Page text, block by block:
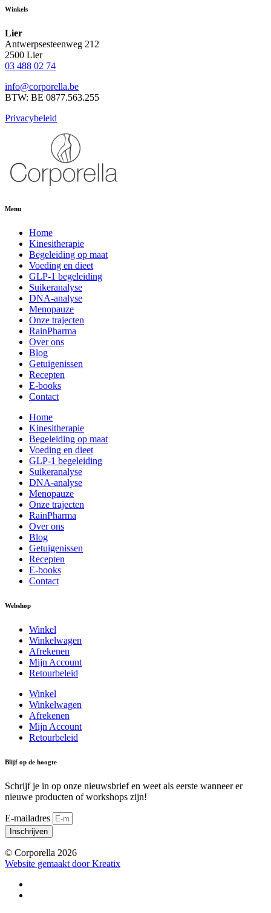
Winkels
Lier
Antwerpsesteenweg 212
2500 Lier
03 488 02 74
info@corporella.be
BTW: BE 0877.563.255
Privacybeleid
Menu
Home
Kinesitherapie
Begeleiding op maat
Voeding en dieet
GLP-1 begeleiding
Suikeranalyse
DNA-analyse
Menopauze
Onze trajecten
RainPharma
Over ons
Blog
Getuigenissen
Recepten
E-books
Contact
Home
Kinesitherapie
Begeleiding op maat
Voeding en dieet
GLP-1 begeleiding
Suikeranalyse
DNA-analyse
Menopauze
Onze trajecten
RainPharma
Over ons
Blog
Getuigenissen
Recepten
E-books
Contact
Webshop
Winkel
Winkelwagen
Afrekenen
Mijn Account
Retourbeleid
Winkel
Winkelwagen
Afrekenen
Mijn Account
Retourbeleid
Blijf op de hoogte
Schrijf je in op onze nieuwsbrief en weet als eerste wanneer er
nieuwe producten of workshops zijn!
E-mailadres
Inschrijven
© Corporella 2026
Website gemaakt door Kreatix